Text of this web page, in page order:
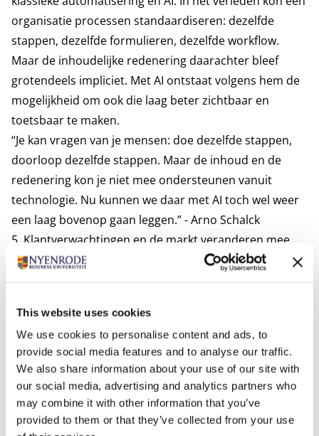
This website uses cookies
We use cookies to personalise content and ads, to
provide social media features and to analyse our traffic.
We also share information about your use of our site with
our social media, advertising and analytics partners who
may combine it with other information that you’ve
provided to them or that they’ve collected from your use
organisatie processen standaardiseren: dezelfde
stappen, dezelfde formulieren, dezelfde workflow.
Maar de inhoudelijke redenering daarachter bleef
grotendeels impliciet. Met AI ontstaat volgens hem de
mogelijkheid om ook die laag beter zichtbaar en
toetsbaar te maken.
“Je kan vragen van je mensen: doe dezelfde stappen,
doorloop dezelfde stappen. Maar de inhoud en de
redenering kon je niet mee ondersteunen vanuit
technologie. Nu kunnen we daar met AI toch wel weer
een laag bovenop gaan leggen.” - Arno Schalck
5. Klantverwachtingen en de markt veranderen mee
Technologie verandert niet alleen het werk, maar ook
de economische logica eromheen. Sneller, beter en
Van Nieuw Amerongen stelt dat klanten op termijn
andere snelheids- en kwaliteitsstandaarden gaan
verwachten. Schalck vult aan dat zij minder begrip
zullen hebben voor beperkingen die vroeger als
vanzelfsprekend golden.
Waar vroeger tijdsdruk of beperkte zichtbaarheid